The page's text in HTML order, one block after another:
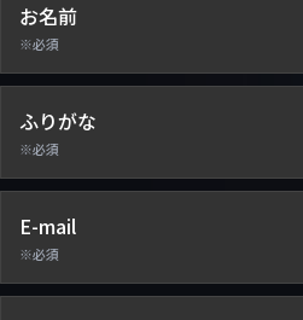
お名前
※必須
ふりがな
※必須
E-mail
※必須